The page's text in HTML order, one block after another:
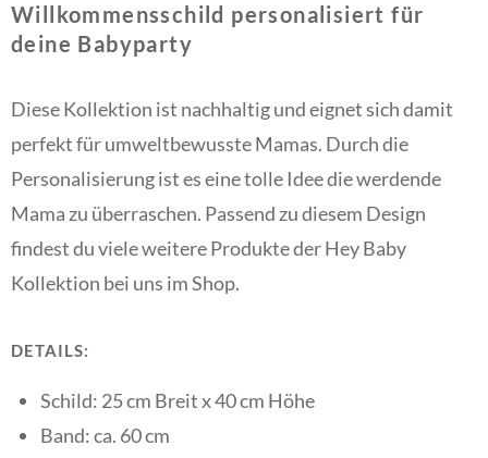
Willkommensschild personalisiert für
deine Babyparty
Diese Kollektion ist nachhaltig und eignet sich damit
perfekt für umweltbewusste Mamas. Durch die
Personalisierung ist es eine tolle Idee die werdende
Mama zu überraschen. Passend zu diesem Design
findest du viele weitere Produkte der Hey Baby
Kollektion bei uns im Shop.
DETAILS:
Schild: 25 cm Breit x 40 cm Höhe
Band: ca. 60 cm